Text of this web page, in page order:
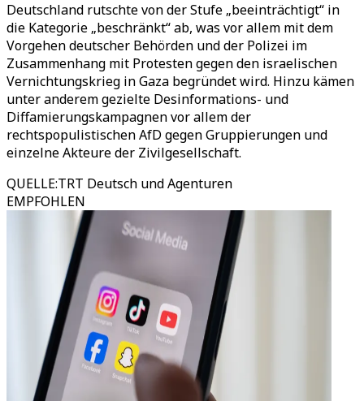
Deutschland rutschte von der Stufe „beeinträchtigt“ in
die Kategorie „beschränkt“ ab, was vor allem mit dem
Vorgehen deutscher Behörden und der Polizei im
Zusammenhang mit Protesten gegen den israelischen
Vernichtungskrieg in Gaza begründet wird. Hinzu kämen
unter anderem gezielte Desinformations- und
Diffamierungskampagnen vor allem der
rechtspopulistischen AfD gegen Gruppierungen und
einzelne Akteure der Zivilgesellschaft.
QUELLE:TRT Deutsch und Agenturen
EMPFOHLEN